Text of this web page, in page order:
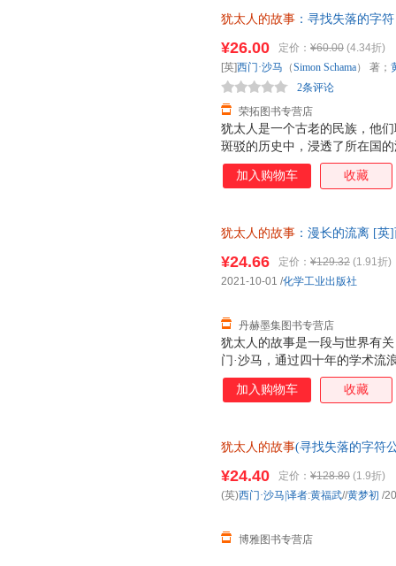
犹太人的故事 ：寻找失落的字
套，电子发票！
犹太人是一个古老的民族，他
斑驳的历史中，浸透了所在国
西门·沙马勋爵历经40年实地考
事：寻找失落的字符（公元前
节结合，试图寻找历史的痕迹
事将你带到从未想象的地方：
荧光闪烁的墙壁，罗马犹太墓
¥26.00 定价： ¥60.00 (4.34折)
荣拓图书专营店
2条评论
[英]西门·沙马 （Simon Schama） 著；
加入购物车 收藏
犹太人的故事 ：漫长的流离 [英
犹太人的故事是一段与世界有
门·沙马，通过四十年的学术流
开了一幅横跨多个大陆和数个
事”系列著作的第二部，时间跨
历史。 公元70年，随着第二圣
失土去国、背井离乡，犹太人
漫漫流亡路上的一代代犹太人
¥24.66 定价： ¥129.32 (1.91折)
丹赫墨集图书专营店
2021-10-01 /化学工业出版社
加入购物车 收藏
犹太人的故事(寻找失落的字符
¥24.40 定价： ¥128.80 (1.9折)
博雅图书专营店
(英)西门·沙马|译者:黄福武//黄梦初 /